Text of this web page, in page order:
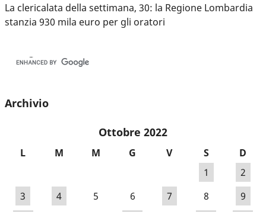
La clericalata della settimana, 30: la Regione Lombardia
stanzia 930 mila euro per gli oratori
Archivio
Ottobre 2022
L M M G V S
D
1
2
3
4 5 6 7 8
9